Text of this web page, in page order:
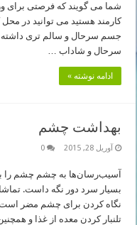
شما می گویند که فرصتی برای
کارمند هستید می توانید در
جسم سرحال و سالم تری
سرحال و شاداب …
ادامه نوشته »
بهداشت چشم
آوریل 28, 2015 0
آسیب‌رسان‌ها به چشم چشم را
بسیار سرد دور نگه داست.
نگاه کردن برای چشم مضر است.
تلنبار کردن معده از غذا و